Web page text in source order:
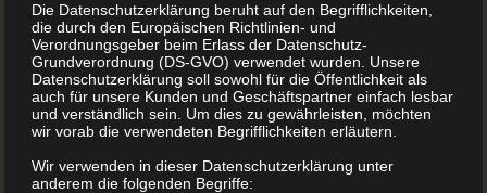
Spritzgebäck oder in Zimtsterne verwandelte.
Salmonellengefahr durch die Verwendung roher Eier? Gab
es das damals überhaupt schon? Es war jedenfalls kein
Thema.
Die Datenschutzerklärung beruht auf den Begrifflichkeiten,
die durch den Europäischen Richtlinien- und
Verordnungsgeber beim Erlass der Datenschutz-
Grundverordnung (DS-GVO) verwendet wurden. Unsere
Datenschutzerklärung soll sowohl für die Öffentlichkeit als
auch für unsere Kunden und Geschäftspartner einfach lesbar
und verständlich sein. Um dies zu gewährleisten, möchten
wir vorab die verwendeten Begrifflichkeiten erläutern.
Wir verwenden in dieser Datenschutzerklärung unter
anderem die folgenden Begriffe: